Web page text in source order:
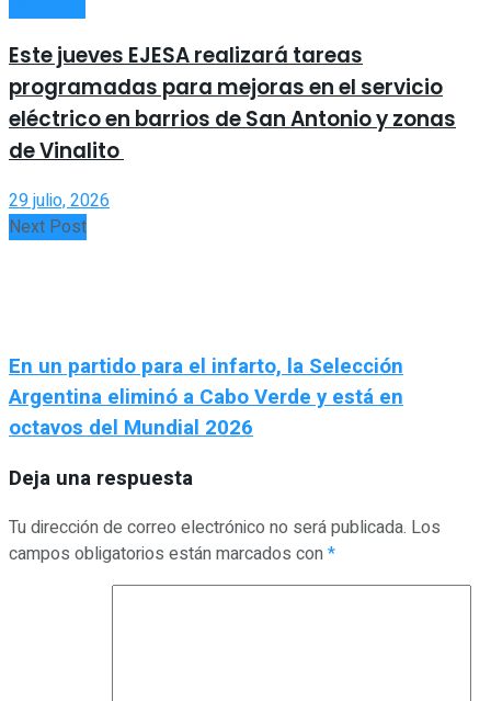
Este jueves EJESA realizará tareas
programadas para mejoras en el servicio
eléctrico en barrios de San Antonio y zonas
de Vinalito
29 julio, 2026
Next Post
En un partido para el infarto, la Selección
Argentina eliminó a Cabo Verde y está en
octavos del Mundial 2026
Deja una respuesta
Tu dirección de correo electrónico no será publicada. Los
campos obligatorios están marcados con*